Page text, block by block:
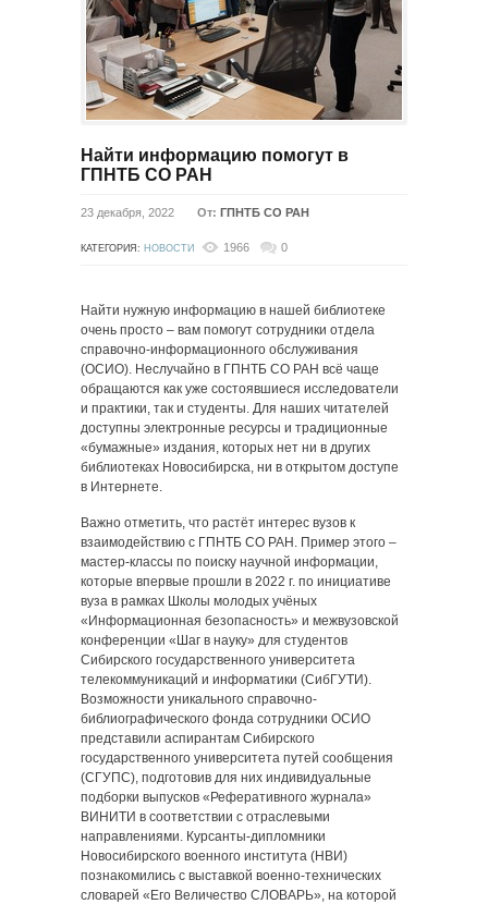
Найти информацию помогут в
ГПНТБ СО РАН
23 декабря, 2022 От: ГПНТБ СО РАН
КАТЕГОРИЯ: НОВОСТИ 1966 0
Найти нужную информацию в нашей библиотеке
очень просто – вам помогут сотрудники отдела
справочно-информационного обслуживания
(ОСИО). Неслучайно в ГПНТБ СО РАН всё чаще
обращаются как уже состоявшиеся исследователи
и практики, так и студенты. Для наших читателей
доступны электронные ресурсы и традиционные
«бумажные» издания, которых нет ни в других
библиотеках Новосибирска, ни в открытом доступе
в Интернете.
Важно отметить, что растёт интерес вузов к
взаимодействию с ГПНТБ СО РАН. Пример этого –
мастер-классы по поиску научной информации,
которые впервые прошли в 2022 г. по инициативе
вуза в рамках Школы молодых учёных
«Информационная безопасность» и межвузовской
конференции «Шаг в науку» для студентов
Сибирского государственного университета
телекоммуникаций и информатики (СибГУТИ).
Возможности уникального справочно-
библиографического фонда сотрудники ОСИО
представили аспирантам Сибирского
государственного университета путей сообщения
(СГУПС), подготовив для них индивидуальные
подборки выпусков «Реферативного журнала»
ВИНИТИ в соответствии с отраслевыми
направлениями. Курсанты-дипломники
Новосибирского военного института (НВИ)
познакомились с выставкой военно-технических
словарей «Его Величество СЛОВАРЬ», на которой